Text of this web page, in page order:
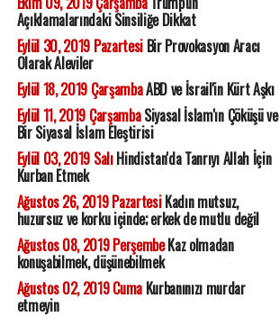
Açıklamalarındaki Sinsiliğe Dikkat
Eylül 30, 2019 PazartesiBir Provokasyon Aracı
Olarak Aleviler
Eylül 18, 2019 ÇarşambaABD ve İsrail'in Kürt Aşkı
Eylül 11, 2019 ÇarşambaSiyasal İslam'ın Çöküşü ve
Bir Siyasal İslam Eleştirisi
Eylül 03, 2019 SalıHindistan'da Tanrıyı Allah İçin
Kurban Etmek
Ağustos 26, 2019 PazartesiKadın mutsuz,
huzursuz ve korku içinde; erkek de mutlu değil
Ağustos 08, 2019 PerşembeKaz olmadan
konuşabilmek, düşünebilmek
Ağustos 02, 2019 CumaKurbanınızı murdar
etmeyin